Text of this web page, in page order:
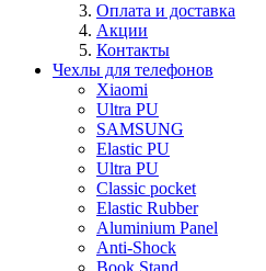
Оплата и доставка
Акции
Контакты
Чехлы для телефонов
Xiaomi
Ultra PU
SAMSUNG
Elastic PU
Ultra PU
Classic pocket
Elastic Rubber
Aluminium Panel
Anti-Shock